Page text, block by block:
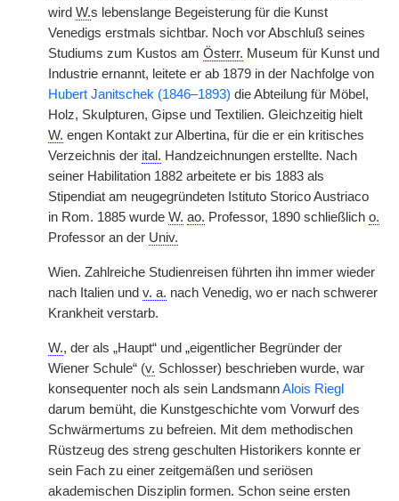
wird W.s lebenslange Begeisterung für die Kunst
Venedigs erstmals sichtbar. Noch vor Abschluß seines
Studiums zum Kustos am Österr. Museum für Kunst und
Industrie ernannt, leitete er ab 1879 in der Nachfolge von
Hubert Janitschek (1846–1893) die Abteilung für Möbel,
Holz, Skulpturen, Gipse und Textilien. Gleichzeitig hielt
W. engen Kontakt zur Albertina, für die er ein kritisches
Verzeichnis der ital. Handzeichnungen erstellte. Nach
seiner Habilitation 1882 arbeitete er bis 1883 als
Stipendiat am neugegründeten Istituto Storico Austriaco
in Rom. 1885 wurde W. ao. Professor, 1890 schließlich o.
Professor an der Univ.
Wien. Zahlreiche Studienreisen führten ihn immer wieder
nach Italien und v. a. nach Venedig, wo er nach schwerer
Krankheit verstarb.
W., der als „Haupt“ und „eigentlicher Begründer der
Wiener Schule“ (v. Schlosser) beschrieben wurde, war
konsequenter noch als sein LandsmannAlois Riegl
darum bemüht, die Kunstgeschichte vom Vorwurf des
Schwärmertums zu befreien. Mit dem methodischen
Rüstzeug des streng geschulten Historikers konnte er
sein Fach zu einer zeitgemäßen und seriösen
akademischen Disziplin formen. Schon seine ersten